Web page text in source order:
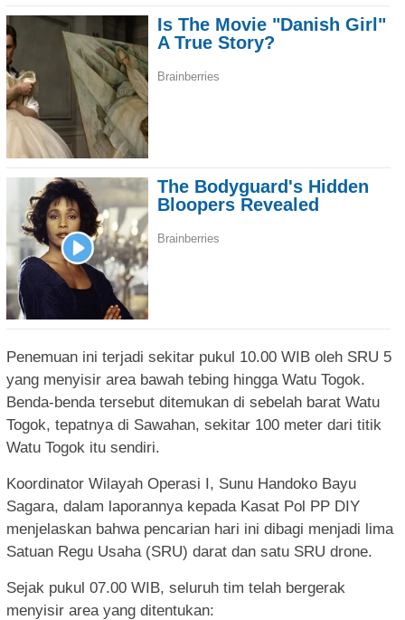
Penemuan ini terjadi sekitar pukul 10.00 WIB oleh SRU 5
yang menyisir area bawah tebing hingga Watu Togok.
Benda-benda tersebut ditemukan di sebelah barat Watu
Togok, tepatnya di Sawahan, sekitar 100 meter dari titik
Watu Togok itu sendiri.
Koordinator Wilayah Operasi I, Sunu Handoko Bayu
Sagara, dalam laporannya kepada Kasat Pol PP DIY
menjelaskan bahwa pencarian hari ini dibagi menjadi lima
Satuan Regu Usaha (SRU) darat dan satu SRU drone.
Sejak pukul 07.00 WIB, seluruh tim telah bergerak
menyisir area yang ditentukan: